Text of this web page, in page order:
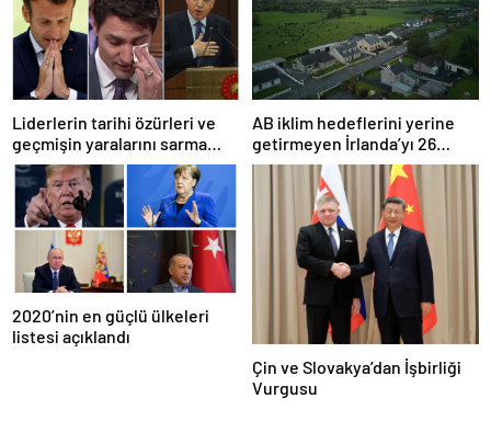
Liderlerin tarihi özürleri ve
geçmişin yaralarını sarma
çabaları
AB iklim hedeflerini yerine
getirmeyen İrlanda’yı 26
milyar euroluk ceza bekliyor
2020’nin en güçlü ülkeleri
listesi açıklandı
Çin ve Slovakya’dan İşbirliği
Vurgusu